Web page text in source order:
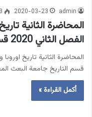
admin
2020-03-23
المحاضرة الثانية
الفصل الثاني 2020 قسم التاريخ جامعة البعث
قسم التاريخ جامعة البعث
أكمل القراءة »